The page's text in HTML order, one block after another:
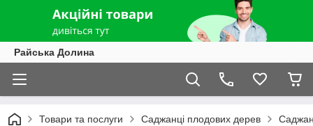
Райська Долина
Товари та послуги Саджанці плодових дерев